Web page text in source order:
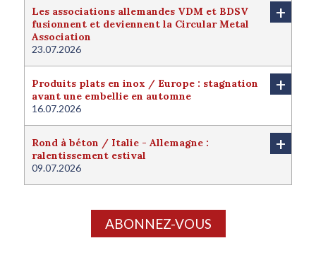
Les associations allemandes VDM et BDSV
fusionnent et deviennent la Circular Metal
Association
23.07.2026
+
Produits plats en inox / Europe : stagnation
avant une embellie en automne
16.07.2026
+
Rond à béton / Italie - Allemagne :
ralentissement estival
09.07.2026
+
ABONNEZ-VOUS